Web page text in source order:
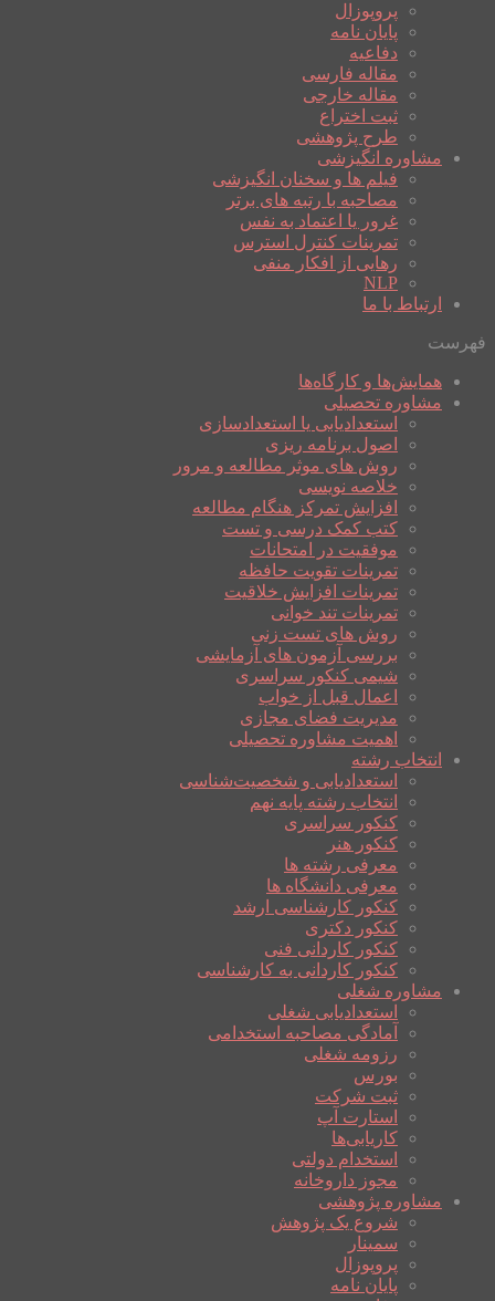
پروپوزال
پایان نامه
دفاعیه
مقاله فارسی
مقاله خارجی
ثبت اختراع
طرح پژوهشی
مشاوره انگیزشی
فیلم ها و سخنان انگیزشی
مصاحبه با رتبه های برتر
غرور یا اعتماد به نفس
تمرینات کنترل استرس
رهایی از افکار منفی
NLP
ارتباط با ما
فهرست
همایش‌ها و کارگاه‌ها
مشاوره تحصیلی
استعدادیابی یا استعدادسازی
اصول برنامه ریزی
روش های موثر مطالعه و مرور
خلاصه نویسی
افزایش تمرکز هنگام مطالعه
کتب کمک درسی و تست
موفقیت در امتحانات
تمرینات تقویت حافظه
تمرینات افزایش خلاقیت
تمرینات تند خوانی
روش های تست زنی
بررسی آزمون های آزمایشی
شیمی کنکور سراسری
اعمال قبل از خواب
مدیریت فضای مجازی
اهمیت مشاوره تحصیلی
انتخاب رشته
استعدادیابی و شخصیت‌شناسی
انتخاب رشته پایه نهم
کنکور سراسری
کنکور هنر
معرفی رشته ها
معرفی دانشگاه ها
کنکور کارشناسی ارشد
کنکور دکتری
کنکور کاردانی فنی
کنکور کاردانی به کارشناسی
مشاوره شغلی
استعدادیابی شغلی
آمادگی مصاحبه استخدامی
رزومه شغلی
بورس
ثبت شرکت
استارت آپ
کاریابی‌ها
استخدام دولتی
مجوز داروخانه
مشاوره پژوهشی
شروع یک پژوهش
سمینار
پروپوزال
پایان نامه